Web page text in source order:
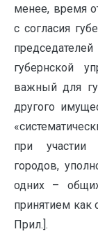
менее, время
с согласия
губернской
важный для
другого
при участии
городов,
одних –
принятием как
Прил.].